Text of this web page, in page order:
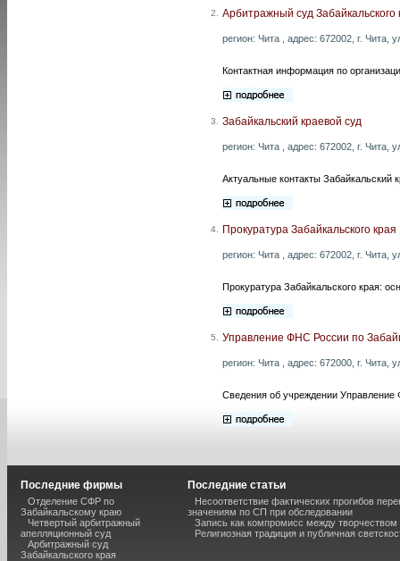
2. Арбитражный суд Забайкальского
регион: Чита , адрес: 672002, г.
Контактная информация по
3. Забайкальский краевой суд
регион: Чита , адрес: 672002, г.
Актуальные контакты
4. Прокуратура Забайкальского края
регион: Чита , адрес: 672002, г. Чита,
Прокуратура Забайкальского края:
5. Управление ФНС России по
регион: Чита , адрес: 672000, г.
Сведения об учреждении
Последние фирмы
Отделение СФР по
Забайкальскому краю
Четвертый арбитражный
апелляционный суд
Арбитражный суд
Забайкальского края
Последние статьи
Несоответствие фактических прогибов
значениям по СП при обследовании
Запись как компромисс между
Религиозная традиция и публичная